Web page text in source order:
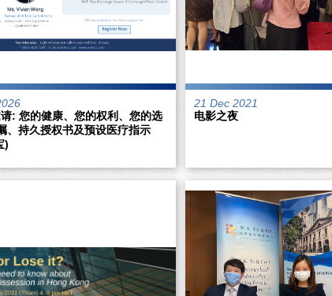
: 您的健康、您的权利、您的选
、持久授权书及预设医疗指示
)
21 Dec 2021
电影之夜